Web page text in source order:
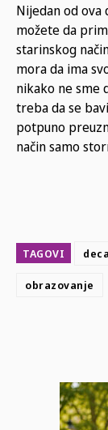
Nijedan od
možete da
starinskog
mora da ima
nikako ne sme
treba da se
potpuno
način samo
TAGOVI
obrazovanje